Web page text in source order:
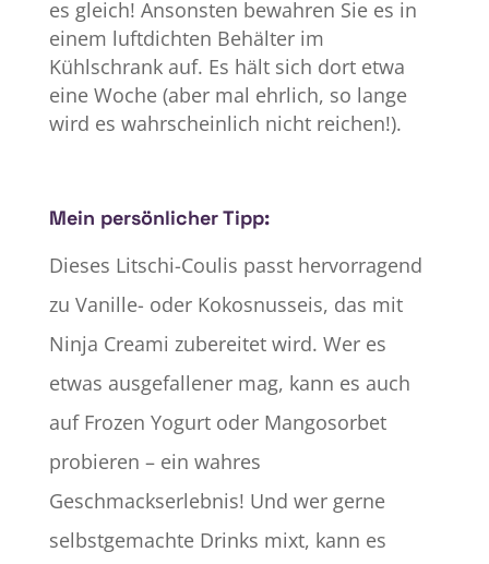
es gleich! Ansonsten bewahren Sie es in
einem luftdichten Behälter im
Kühlschrank auf. Es hält sich dort etwa
eine Woche (aber mal ehrlich, so lange
wird es wahrscheinlich nicht reichen!).
Mein persönlicher Tipp:
Dieses Litschi-Coulis passt hervorragend
zu Vanille- oder Kokosnusseis, das mit
Ninja Creami zubereitet wird. Wer es
etwas ausgefallener mag, kann es auch
auf Frozen Yogurt oder Mangosorbet
probieren – ein wahres
Geschmackserlebnis! Und wer gerne
selbstgemachte Drinks mixt, kann es